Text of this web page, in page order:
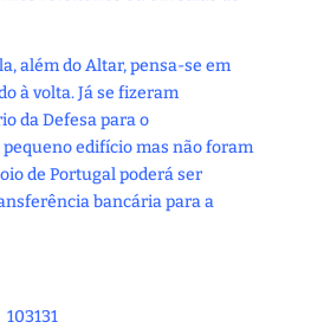
além do Altar, pensa-se em
à volta. Já se fizeram
da Defesa para o
edifício mas não foram
de Portugal poderá ser
bancária para a